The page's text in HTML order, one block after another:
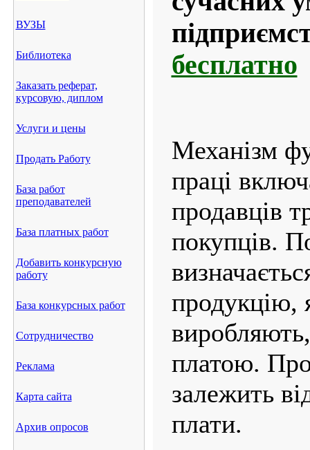
ВУЗЫ
Библиотека
Заказать реферат,
курсовую, диплом
Услуги и цены
Продать Работу
База работ
преподавателей
База платных работ
Добавить конкурсную
работу
База конкурсных работ
Сотрудничество
Реклама
Карта сайта
Архив опросов
бесплатно
Механізм
праці
продавців
покупців.
продукцію,
платою.
залежить
плати.